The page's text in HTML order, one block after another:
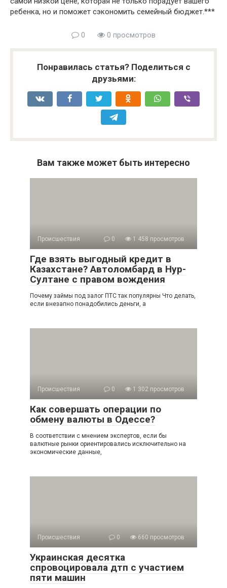
ребенка, но и поможет сэкономить семейный бюджет.***
0 0 просмотров
Понравилась статья? Поделиться с
друзьями:
Вам также может быть интересно
Происшествия 0 1 458 просмотров
Где взять выгодный кредит в
Казахстане? Автоломбард в Нур-
Султане с правом вождения
Почему займы под залог ПТС так популярны Что делать,
если внезапно понадобились деньги, а
Происшествия 0 1 302 просмотров
Как совершать операции по
обмену валюты в Одессе?
В соответствии с мнением экспертов, если бы
валютные рынки ориентировались исключительно на
экономические данные,
Происшествия 0 660 просмотров
Украинская десятка
спровоцировала дтп с участием
пяти машин